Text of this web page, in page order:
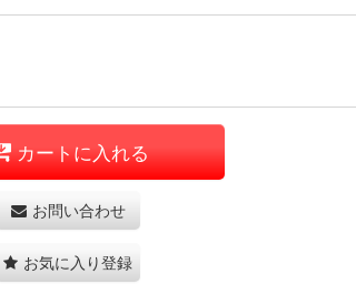
カートに入れる
お問い合わせ
お気に入り登録